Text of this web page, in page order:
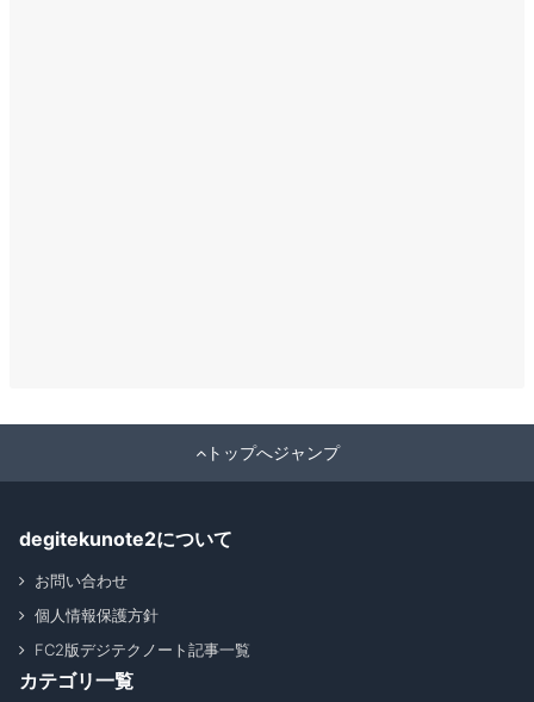
トップへジャンプ
degitekunote2について
お問い合わせ
個人情報保護方針
FC2版デジテクノート記事一覧
カテゴリ一覧